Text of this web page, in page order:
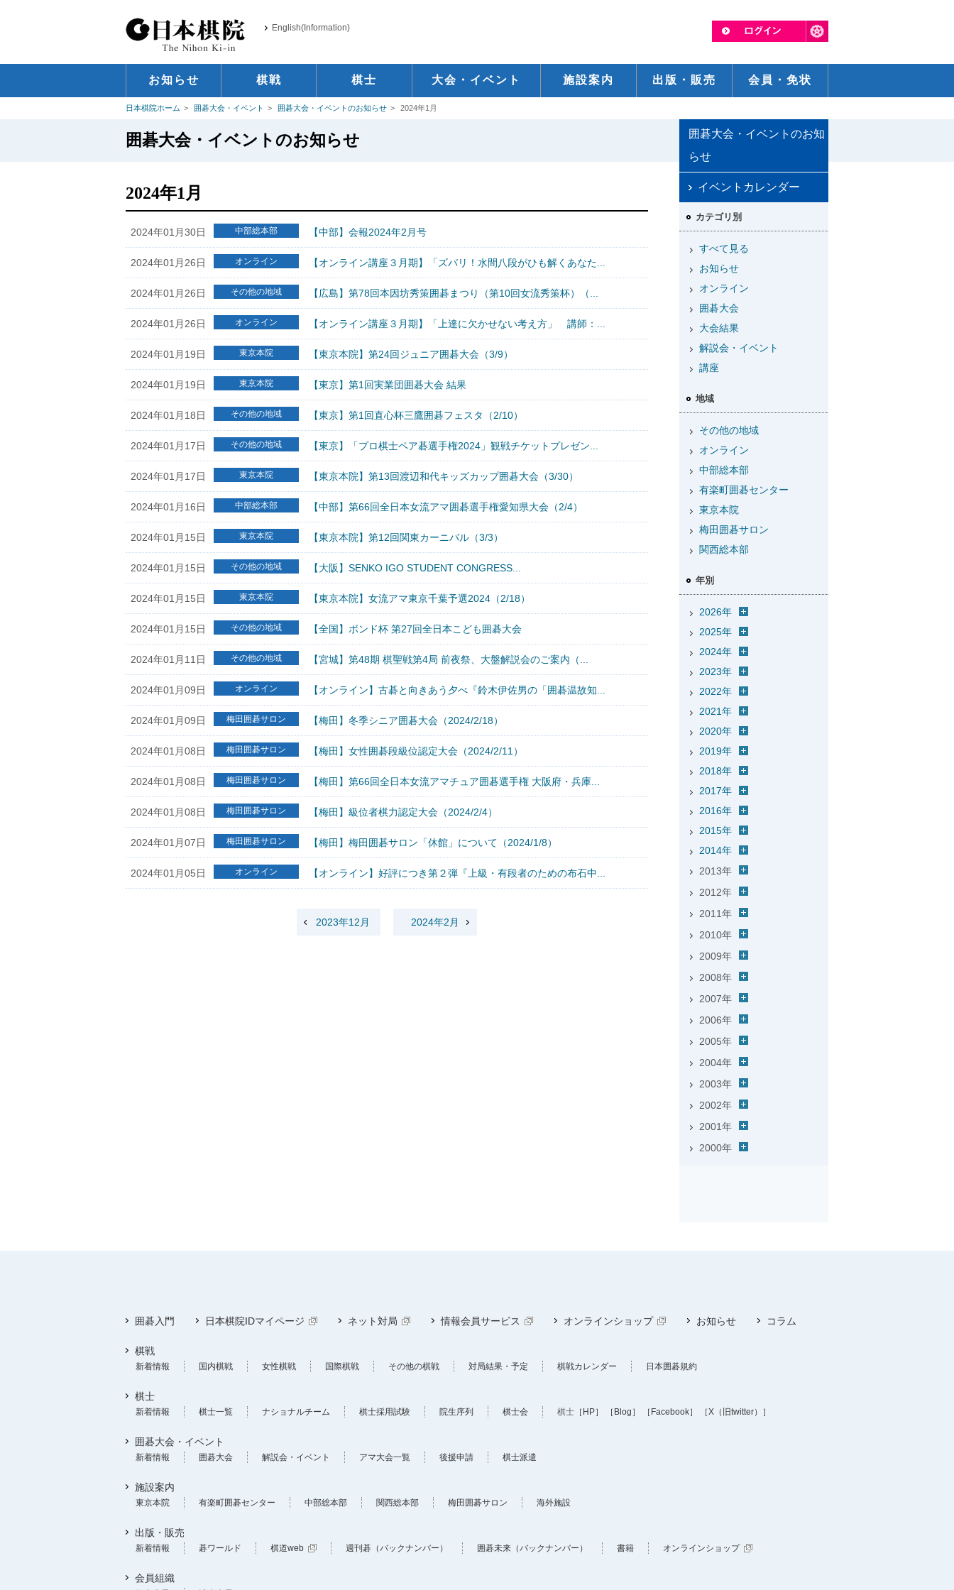
English(Information)
お知らせ 棋戦 棋士 大会・イベント 施設案内 出版・販売 会員・免状
日本棋院ホーム 囲碁大会・イベント 囲碁大会・イベントのお知らせ 2024年1月
囲碁大会・イベントのお知らせ
2024年1月
2024年01月30日 中部総本部 【中部】会報2024年2月号
2024年01月26日 オンライン 【オンライン講座３月期】「ズバリ！水間八段がひも解くあなた...
2024年01月26日 その他の地域 【広島】第78回本因坊秀策囲碁まつり（第10回女流秀策杯）（...
2024年01月26日 オンライン 【オンライン講座３月期】「上達に欠かせない考え方」 講師：...
2024年01月19日 東京本院 【東京本院】第24回ジュニア囲碁大会（3/9）
2024年01月19日 東京本院 【東京】第1回実業団囲碁大会 結果
2024年01月18日 その他の地域 【東京】第1回直心杯三鷹囲碁フェスタ（2/10）
2024年01月17日 その他の地域 【東京】「プロ棋士ペア碁選手権2024」観戦チケットプレゼン...
2024年01月17日 東京本院 【東京本院】第13回渡辺和代キッズカップ囲碁大会（3/30）
2024年01月16日 中部総本部 【中部】第66回全日本女流アマ囲碁選手権愛知県大会（2/4）
2024年01月15日 東京本院 【東京本院】第12回関東カーニバル（3/3）
2024年01月15日 その他の地域 【大阪】SENKO IGO STUDENT CONGRESS...
2024年01月15日 東京本院 【東京本院】女流アマ東京千葉予選2024（2/18）
2024年01月15日 その他の地域 【全国】ボンド杯 第27回全日本こども囲碁大会
2024年01月11日 その他の地域 【宮城】第48期 棋聖戦第4局 前夜祭、大盤解説会のご案内（...
2024年01月09日 オンライン 【オンライン】古碁と向きあう夕べ『鈴木伊佐男の「囲碁温故知...
2024年01月09日 梅田囲碁サロン 【梅田】冬季シニア囲碁大会（2024/2/18）
2024年01月08日 梅田囲碁サロン 【梅田】女性囲碁段級位認定大会（2024/2/11）
2024年01月08日 梅田囲碁サロン 【梅田】第66回全日本女流アマチュア囲碁選手権 大阪府・兵庫...
2024年01月08日 梅田囲碁サロン 【梅田】級位者棋力認定大会（2024/2/4）
2024年01月07日 梅田囲碁サロン 【梅田】梅田囲碁サロン「休館」について（2024/1/8）
2024年01月05日 オンライン 【オンライン】好評につき第２弾『上級・有段者のための布石中...
2023年12月 2024年2月
囲碁大会・イベントのお知
らせ
イベントカレンダー
カテゴリ別
すべて見る
お知らせ
オンライン
囲碁大会
大会結果
解説会・イベント
講座
地域
その他の地域
オンライン
中部総本部
有楽町囲碁センター
東京本院
梅田囲碁サロン
関西総本部
年別
2026年
2025年
2024年
2023年
2022年
2021年
2020年
2019年
2018年
2017年
2016年
2015年
2014年
2013年
2012年
2011年
2010年
2009年
2008年
2007年
2006年
2005年
2004年
2003年
2002年
2001年
2000年
囲碁入門 日本棋院IDマイページ ネット対局 情報会員サービス オンラインショップ お知らせ コラム
棋戦
新着情報 国内棋戦 女性棋戦 国際棋戦 その他の棋戦 対局結果・予定 棋戦カレンダー 日本囲碁規約
棋士
新着情報 棋士一覧 ナショナルチーム 棋士採用試験 院生序列 棋士会 棋士 ［HP］ ［Blog］ ［Facebook］ ［X（旧twitter）］
囲碁大会・イベント
新着情報 囲碁大会 解説会・イベント アマ大会一覧 後援申請 棋士派遣
施設案内
東京本院 有楽町囲碁センター 中部総本部 関西総本部 梅田囲碁サロン 海外施設
出版・販売
新着情報 碁ワールド 棋道web 週刊碁（バックナンバー） 囲碁未来（バックナンバー） 書籍 オンラインショップ
会員組織